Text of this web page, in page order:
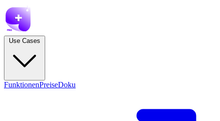
FunktionenPreiseDoku